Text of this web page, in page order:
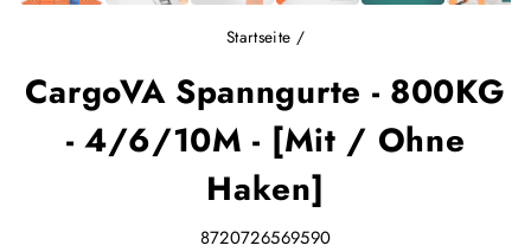
Startseite /
CargoVA Spanngurte - 800KG
- 4/6/10M - [Mit / Ohne
Haken]
8720726569590